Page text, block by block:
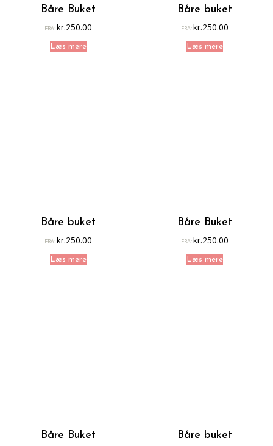
Båre Buket
FRA:kr.250.00
Læs mere
Båre buket
FRA:kr.250.00
Læs mere
Båre buket
FRA:kr.250.00
Læs mere
Båre Buket
FRA:kr.250.00
Læs mere
Båre Buket Båre buket